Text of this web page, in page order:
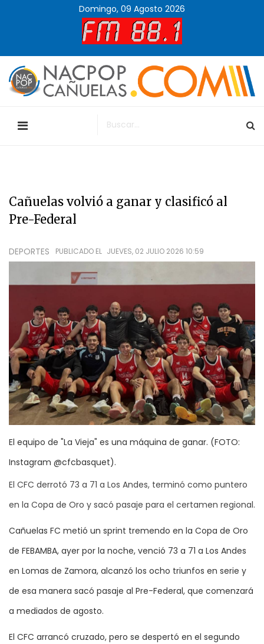
Domingo, 09 Agosto 2026
Cañuelas volvió a ganar y clasificó al
Pre-Federal
DEPORTES PUBLICADO EL JUEVES, 02 JULIO 2026 10:59
El equipo de "La Vieja" es una máquina de ganar. (FOTO:
Instagram @cfcbasquet).
El CFC derrotó 73 a 71 a Los Andes, terminó como puntero
en la Copa de Oro y sacó pasaje para el certamen regional.
Cañuelas FC metió un sprint tremendo en la Copa de Oro
de FEBAMBA, ayer por la noche, venció 73 a 71 a Los Andes
en Lomas de Zamora, alcanzó los ocho triunfos en serie y
de esa manera sacó pasaje al Pre-Federal, que comenzará
a mediados de agosto.
El CFC arrancó cruzado, pero se despertó en el segundo